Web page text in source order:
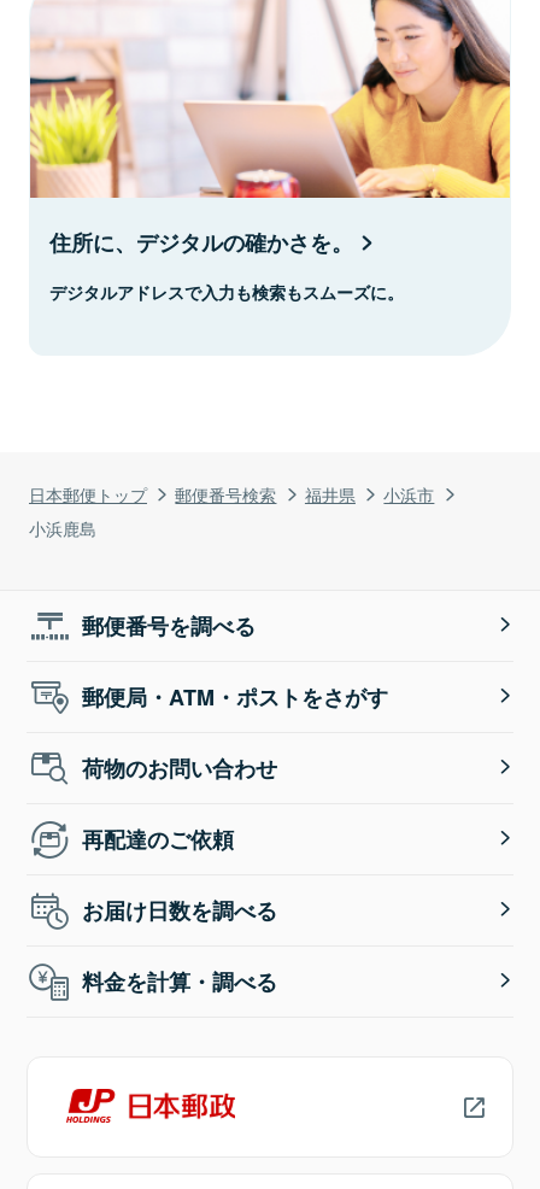
日本郵便トップ 郵便番号検索 福井県
小浜市
小浜鹿島
住所に、デジタルの確かさを。
デジタルアドレスで入力も検索もスムーズに。
郵便番号を調べる
郵便局・ATM・ポストをさがす
荷物のお問い合わせ
再配達のご依頼
お届け日数を調べる
料金を計算・調べる